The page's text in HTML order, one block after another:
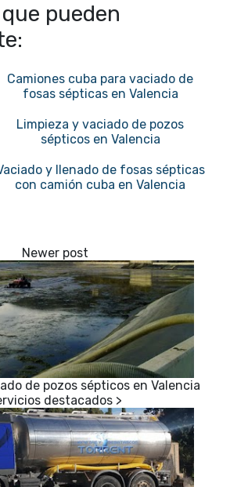
pueden
Camiones cuba para vaciado de
fosas sépticas en Valencia
Limpieza y vaciado de pozos
sépticos en Valencia
y llenado de fosas sépticas
con camión cuba en Valencia
de pozos sépticos en Valencia